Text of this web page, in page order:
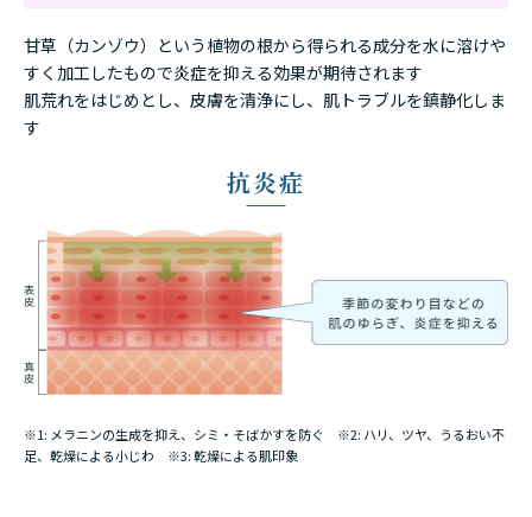
甘草（カンゾウ）という植物の根から得られる成分を水に溶けや
すく加工したもので炎症を抑える効果が期待されます
肌荒れをはじめとし、皮膚を清浄にし、肌トラブルを鎮静化しま
す
抗炎症
※1: メラニンの生成を抑え、シミ・そばかすを防ぐ ※2: ハリ、ツヤ、うるおい不
足、乾燥による小じわ ※3: 乾燥による肌印象